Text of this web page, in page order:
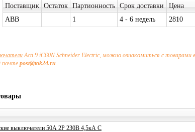
Поставщик Остаток Партионность Срок доставки Цена
ABB
1 4 - 6 недель 2810
Acti 9 iC60N Schneider Electric, можно ознакомиться с товарами
почте post@tok24.ru.
выключатели 50А 2P 230В 4,5кА C